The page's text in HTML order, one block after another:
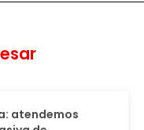
atendemos